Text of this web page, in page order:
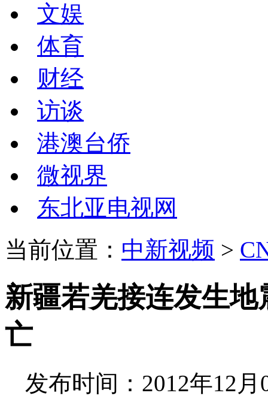
文娱
体育
财经
访谈
港澳台侨
微视界
东北亚电视网
当前位置： 中新视频 >
新疆若羌接连发生
亡
发布时间：2012年12月